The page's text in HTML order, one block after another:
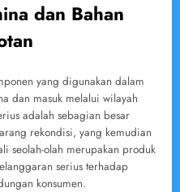
dan Bahan
yang digunakan dalam
dan masuk melalui wilayah
adalah sebagian besar
rekondisi, yang kemudian
seolah-olah merupakan produk
serius terhadap
konsumen.